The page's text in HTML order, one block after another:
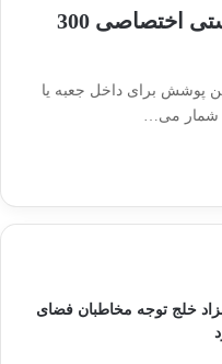
تولید و خرید و چاپ کاغذ پوستی اختصاصی 300
پوشش برای داخل جعبه یا
شمار می…
خلج توجه مخاطبان فضای